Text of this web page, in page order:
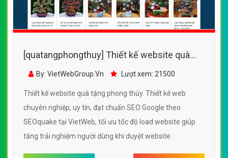
[quatangphongthuy] Thiết kế website quà
tặng phong thủy đẹp, chuyên nghiệp chuẩn
By: VietWebGroup.Vn Lượt xem: 21500
Thiết kế website quà tặng phong thủy. Thiết kế web
chuyên nghiệp, uy tín, đạt chuẩn SEO Google theo
SEOquake tại VietWeb, tối ưu tốc độ load website giúp
tăng trải nghiệm người dùng khi duyệt website.